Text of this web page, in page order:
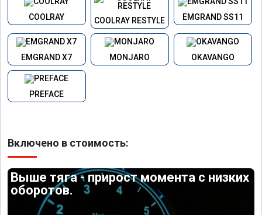
COOLRAY COOLRAY RESTYLE EMGRAND SS11
EMGRAND X7 MONJARO OKAVANGO
PREFACE
Включено в стоимость:
Выше тяга - прирост момента с низких
оборотов.